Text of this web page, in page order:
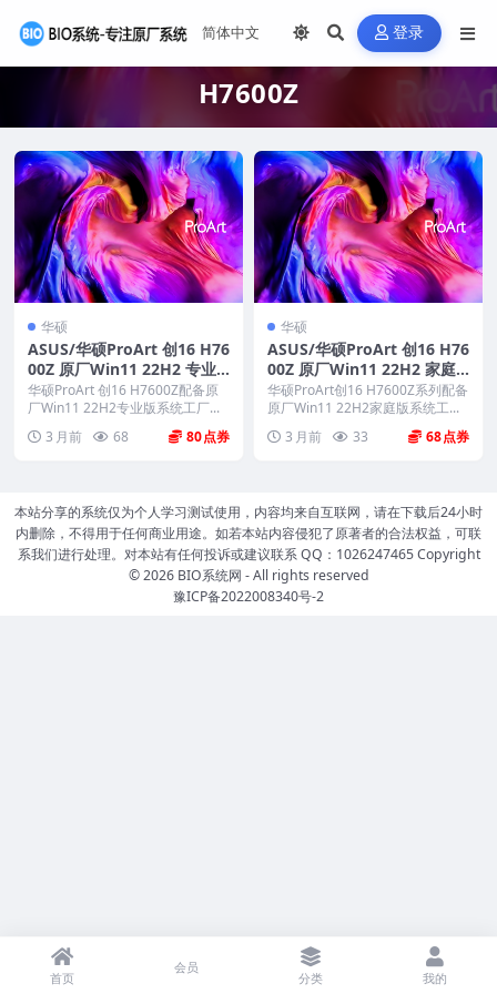
登录
H7600Z
华硕
ASUS/华硕ProArt 创16 H76
00Z 原厂Win11 22H2 专业
版系统 工厂文件系统包 带AS
US Recovery恢复
华硕ProArt 创16 H7600Z配备原
厂Win11 22H2专业版系统工厂...
3 月前
68 80
华硕
ASUS/华硕ProArt 创16 H76
00Z 原厂Win11 22H2 家庭
版系统 工厂文件系统包 带AS
US Recovery恢复
华硕ProArt创16 H7600Z系列配备
原厂Win11 22H2家庭版系统工...
3 月前
33 68
本站分享的系统仅为个人学习测试使用，内容均来自互联网，请在下载后24小时
内删除，不得用于任何商业用途。如若本站内容侵犯了原著者的合法权益，可联
系我们进行处理。对本站有任何投诉或建议联系 QQ：1026247465 Copyright
© 2026 BIO系统网 - All rights reserved
豫ICP备2022008340号-2
首页
会员
分类 我的